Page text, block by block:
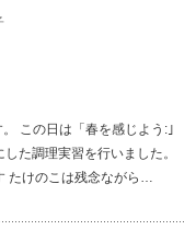
この日は「春を感じよう:｣
た調理実習を行いました。
たけのこは残念ながら…